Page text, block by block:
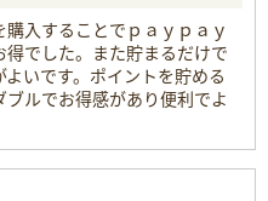
入することでｐａｙｐａｙ
でした。また貯まるだけで
いです。ポイントを貯める
ルでお得感があり便利でよ